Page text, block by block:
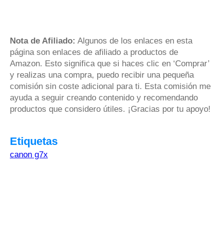
Nota de Afiliado: Algunos de los enlaces en esta
página son enlaces de afiliado a productos de
Amazon. Esto significa que si haces clic en ‘Comprar’
y realizas una compra, puedo recibir una pequeña
comisión sin coste adicional para ti. Esta comisión me
ayuda a seguir creando contenido y recomendando
productos que considero útiles. ¡Gracias por tu apoyo!
Etiquetas
canon g7x